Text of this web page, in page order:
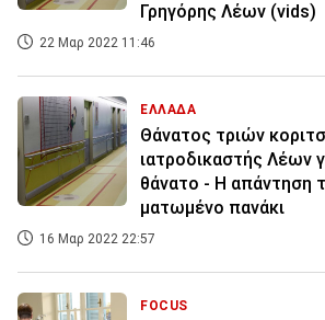
Γρηγόρης Λέων (vids)
22 Μαρ 2022 11:46
ΕΛΛΑΔΑ
Θάνατος τριών
ιατροδικαστής Λέων
θάνατο - Η απάντηση
ματωμένο πανάκι
16 Μαρ 2022 22:57
FOCUS